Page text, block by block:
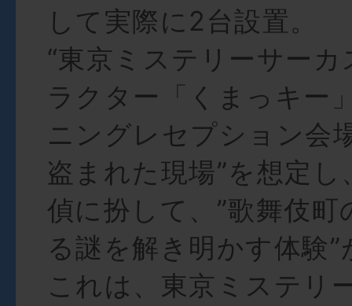
して実際に2台設置。
“東京ミステリーサー
ラクター「くまっキー
ニングレセプション会
盗まれた現場”を想定し
偵に扮して、”歌舞伎町
る謎を解き明かす体験
これは、東京ミステリ